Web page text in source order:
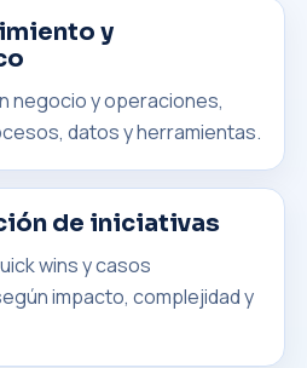
y
negocio y operaciones,
datos y herramientas.
de iniciativas
wins y casos
impacto, complejidad y